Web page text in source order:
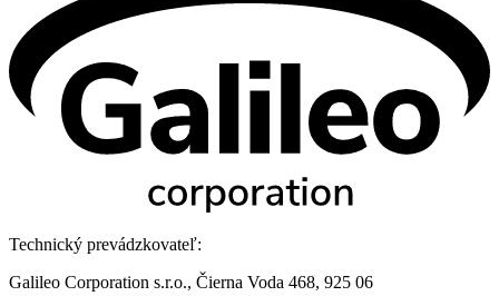
Technický prevádzkovateľ:
Galileo Corporation s.r.o., Čierna Voda 468, 925 06